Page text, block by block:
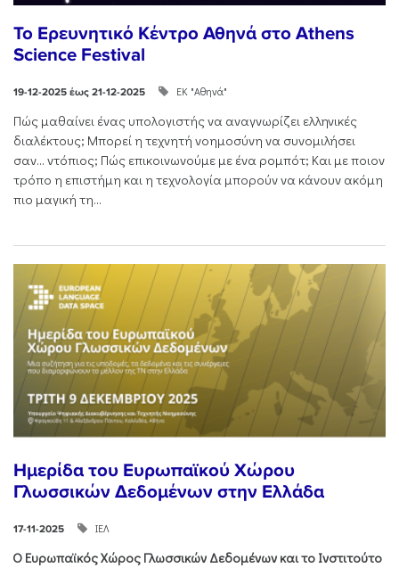
Το Ερευνητικό Κέντρο Αθηνά στο Athens
Science Festival
19-12-2025 έως 21-12-2025 ΕΚ "Αθηνά"
Πώς μαθαίνει ένας υπολογιστής να αναγνωρίζει ελληνικές
διαλέκτους; Μπορεί η τεχνητή νοημοσύνη να συνομιλήσει
σαν… ντόπιος; Πώς επικοινωνούμε με ένα ρομπότ; Και με ποιον
τρόπο η επιστήμη και η τεχνολογία μπορούν να κάνουν ακόμη
πιο μαγική τη...
Ημερίδα του Ευρωπαϊκού Χώρου
Γλωσσικών Δεδομένων στην Ελλάδα
17-11-2025 ΙΕΛ
Ο Ευρωπαϊκός Χώρος Γλωσσικών Δεδομένων και το Ινστιτούτο